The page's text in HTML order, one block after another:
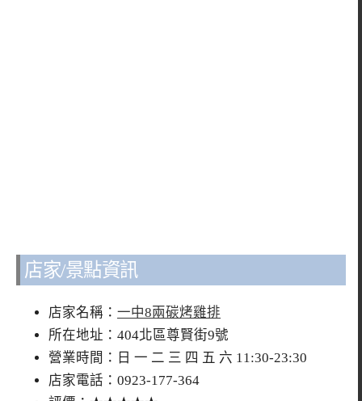
店家/景點資訊
店家名稱： 一中8兩碳烤雞排
所在地址：404北區尊賢街9號
營業時間：日 一 二 三 四 五 六 11:30-23:30
店家電話：0923-177-364